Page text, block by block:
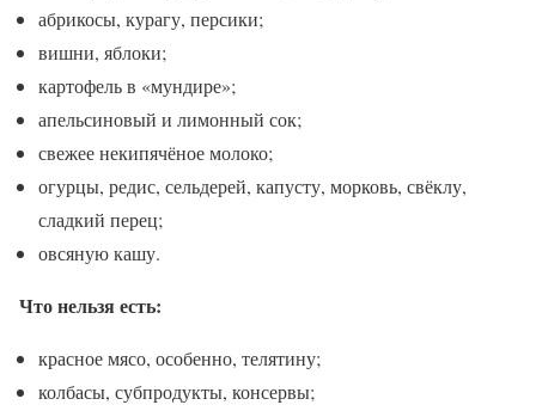
абрикосы, курагу, персики;
вишни, яблоки;
картофель в «мундире»;
апельсиновый и лимонный сок;
свежее некипячёное молоко;
огурцы, редис, сельдерей, капусту, морковь, свёклу,
сладкий перец;
овсяную кашу.
Что нельзя есть:
красное мясо, особенно, телятину;
колбасы, субпродукты, консервы;